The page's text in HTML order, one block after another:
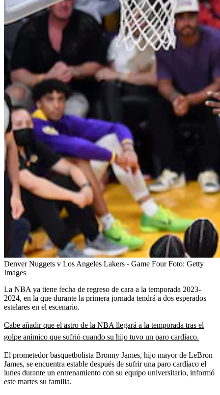
Denver Nuggets v Los Angeles Lakers - Game FourFoto: Getty
Images
La NBA ya tiene fecha de regreso de cara a la temporada 2023-
2024, en la que durante la primera jornada tendrá a dos esperados
estelares en el escenario.
Cabe añadir que el astro de la NBA llegará a la temporada tras el
golpe anímico que sufrió cuando su hijo tuvo un paro cardíaco.
El prometedor basquetbolista Bronny James, hijo mayor de LeBron
James, se encuentra estable después de sufrir una paro cardíaco el
lunes durante un entrenamiento con su equipo universitario, informó
este martes su familia.